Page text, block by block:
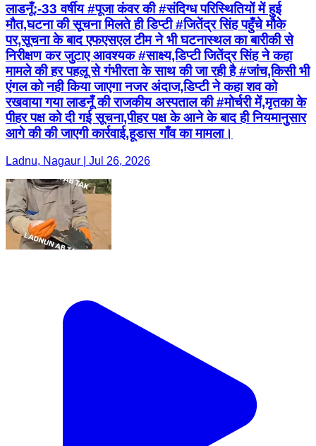
लाडनूँ:-33 वर्षीय #पूजा कंवर की #संदिग्ध परिस्थितियों में हुई
मौत,घटना की सूचना मिलते ही डिप्टी #जितेंद्र सिंह पहुँचे मौके
पर,सूचना के बाद एफएसएल टीम ने भी घटनास्थल का बारीकी से
निरीक्षण कर जुटाए आवश्यक #साक्ष्य,डिप्टी जितेंद्र सिंह ने कहा
मामले की हर पहलू से गंभीरता के साथ की जा रही है #जांच,किसी भी
एंगल को नही किया जाएगा नजर अंदाज,डिप्टी ने कहा शव को
रखवाया गया लाडनूँ की राजकीय अस्पताल की #मोर्चरी में,मृतका के
पीहर पक्ष को दी गई सूचना,पीहर पक्ष के आने के बाद ही नियमानुसार
आगे की की जाएगी कार्रवाई,हूडास गाँव का मामला।
Ladnu, Nagaur | Jul 26, 2026